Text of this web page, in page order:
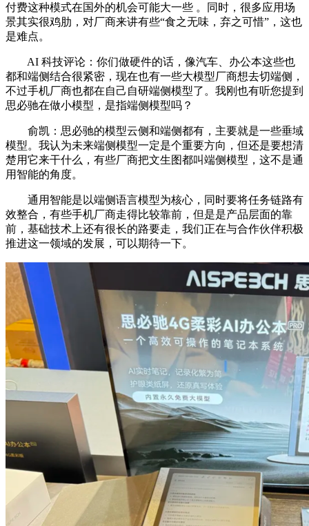
付费这种模式在国外的机会可能大一些 。同时，很多应用场
景其实很鸡肋，对厂商来讲有些“食之无味，弃之可惜”，这也
是难点。
AI 科技评论：你们做硬件的话，像汽车、办公本这些也
都和端侧结合很紧密，现在也有一些大模型厂商想去切端侧，
不过手机厂商也都在自己自研端侧模型了。我刚也有听您提到
思必驰在做小模型，是指端侧模型吗？
俞凯：思必驰的模型云侧和端侧都有，主要就是一些垂域
模型。我认为未来端侧模型一定是个重要方向，但还是要想清
楚用它来干什么，有些厂商把文生图都叫端侧模型，这不是通
用智能的角度。
通用智能是以端侧语言模型为核心，同时要将任务链路有
效整合，有些手机厂商走得比较靠前，但是是产品层面的靠
前，基础技术上还有很长的路要走，我们正在与合作伙伴积极
推进这一领域的发展，可以期待一下。